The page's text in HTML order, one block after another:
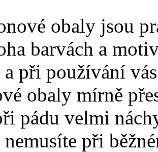
obaly jsou
barvách a
při používání
obaly mírně
pádu velmi
při